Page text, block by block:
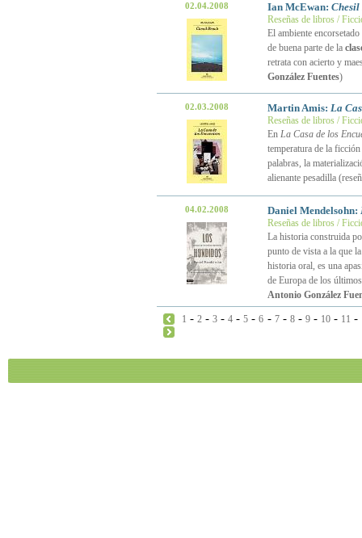
02.04.2008 Ian McEwan: Chesil
Reseñas de libros /
El ambiente
de buena parte de la
retrata con acierto y
González Fuentes)
02.03.2008 Martin Amis: La
Reseñas de libros /
En La Casa de los
temperatura de la
palabras, la
alienante pesadilla
04.02.2008 Daniel Mendelsohn:
Reseñas de libros /
La historia construida
punto de vista a la que
historia oral, es una
de Europa de los
Antonio González
1 -2 -3 -4 -5 -6 - 7- 8- 9- 10- 11 -